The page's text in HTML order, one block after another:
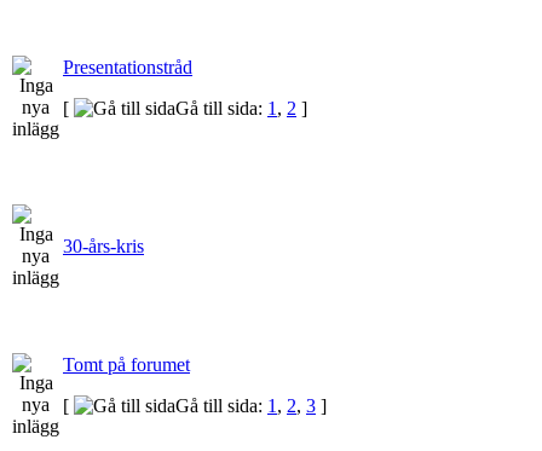
Presentationstråd
[
Gå till sida: 1 , 2 ]
30-års-kris
Tomt på forumet
[
Gå till sida: 1 , 2, 3 ]